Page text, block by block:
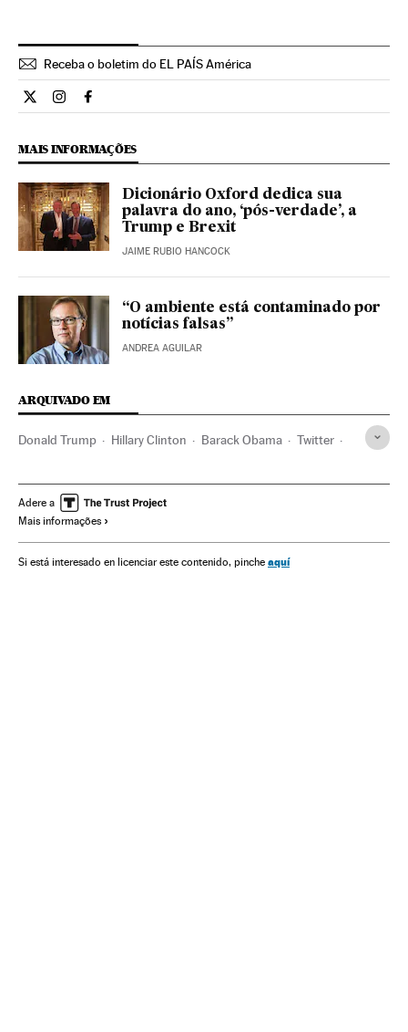
Receba o boletim do EL PAÍS América
Internacional El País Brasil en Twitter
Internacional El País Brasil en Instagram
Internacional El País Brasil en Facebook
MAIS INFORMAÇÕES
Dicionário Oxford dedica sua
palavra do ano, ‘pós-verdade’, a
Trump e Brexit
JAIME RUBIO HANCOCK
“O ambiente está contaminado por
notícias falsas”
ANDREA AGUILAR
ARQUIVADO EM
Donald Trump Hillary Clinton Barack Obama Twitter
América do Norte América
Adere a
Mais informações
Si está interesado en licenciar este contenido, pinche aquí